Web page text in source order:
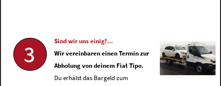
3
Sind wir uns einig?...
Wir vereinbaren einen Termin zur
Abholung von deinem Fiat Tipo.
Du erhälst das Bargeld zum